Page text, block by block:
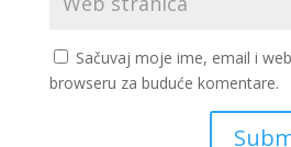
Sačuvaj moje ime, email i
browseru za buduće komentare.